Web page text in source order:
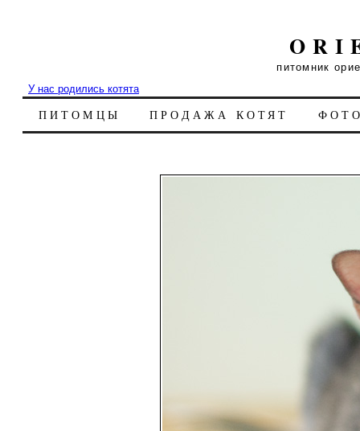
питомник
У нас родились котята
ПИТОМЦЫ ПРОДАЖА КОТЯТ